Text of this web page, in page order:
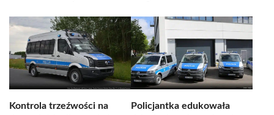
Kontrola trzeźwości na
Policjantka edukowała